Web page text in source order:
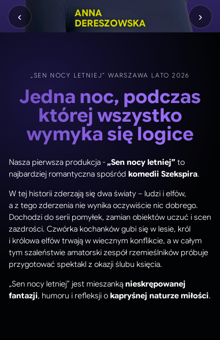
ANITA
SOKOŁOWSKA
GRZEGORZ
MAŁECKI
ANNA
DERESZOWSKA
BARTOSZ
BIELENIA
DOBROMIR
DYMECKI
‹ ›
„SEN NOCY LETNIEJ” WARSZAWA LATO 2026
Jedna noc, podczas
której wszystko
wymyka się logice
Nasza pierwsza produkcja - „Sen nocy letniej”to
najbardziej romantyczna spośród komedii Szekspira.
W tej historii zderzają się dwa światy – ludzi i elfów,
a z tego zderzenia nie wynika oczywiście nic dobrego.
Dochodzi do serii pomyłek, zamian obiektów uczuć i scen
zazdrości. Czwórka kochanków gubi się w lesie, król
i królowa elfów trwają w wiecznym konflikcie, a w całym
tym szaleństwie amatorski zespół rzemieślników próbuje
przygotować spektakl z okazji ślubu księcia.
„Sen nocy letniej” jest mieszanką nieskrępowanej
fantazji, humoru i refleksji o kapryśnej naturze miłości.